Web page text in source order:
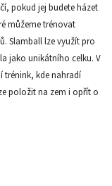
pokud jej budete házet
můžeme trénovat
Slamball lze využít pro
jako unikátního celku. V
trénink, kde nahradí
položit na zem i opřít o